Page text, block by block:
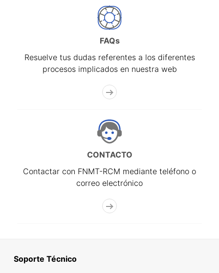
FAQs
Resuelve tus dudas referentes a los diferentes
procesos implicados en nuestra web
CONTACTO
Contactar con FNMT-RCM mediante teléfono o
correo electrónico
Soporte Técnico